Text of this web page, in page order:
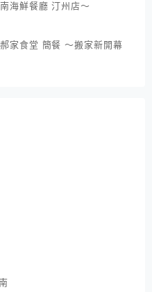
海鮮餐廳 汀州店～
家食堂 簡餐 ～搬家新開幕